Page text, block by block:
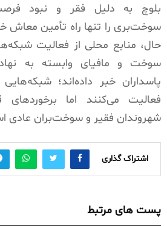
بلوچ به دلیل فقر و نبود
سوخت‌بری را تنها راه تأمین معاش
حال، منابع محلی از فعالیت
سوخت و مافیای وابسته به
پاسداران خبر داده‌اند؛
فعالیت می‌کنند اما
شهروندان فقیر و سوخت‌بران عادی
اشتراک گذاری
پست های مرتبط